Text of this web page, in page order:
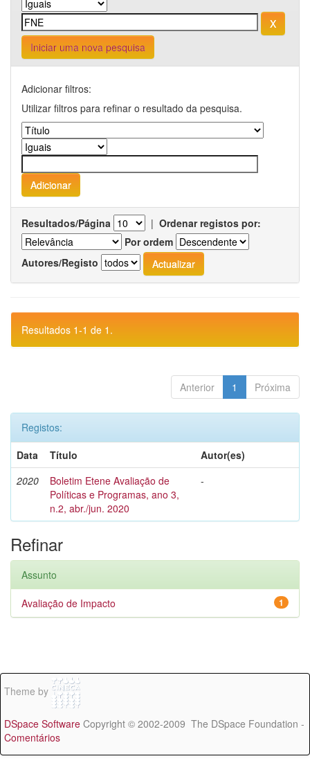
Iniciar uma nova pesquisa
Adicionar filtros:
Utilizar filtros para refinar o resultado da pesquisa.
Resultados/Página | Ordenar registos por:
Por ordem
Autores/Registo
Resultados 1-1 de 1.
Anterior 1 Próxima
Registos:
Data
Título
Autor(es)
2020
Boletim Etene Avaliação de
Políticas e Programas, ano 3,
n.2, abr./jun. 2020
-
Refinar
Assunto
1
Avaliação de Impacto
Theme by
DSpace Software Copyright © 2002-2009 The DSpace Foundation -
Comentários